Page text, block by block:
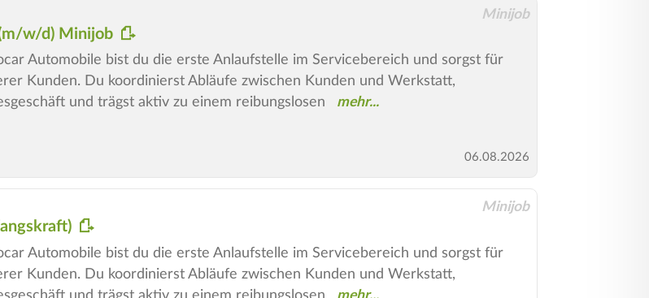
Minijob
w/d) Minijob
Automobile bist du die erste Anlaufstelle im Servicebereich und sorgst für
Kunden. Du koordinierst Abläufe zwischen Kunden und Werkstatt,
und trägst aktiv zu einem reibungslosen
06.08.2026
Minijob
Automobile bist du die erste Anlaufstelle im Servicebereich und sorgst für
Kunden. Du koordinierst Abläufe zwischen Kunden und Werkstatt,
und trägst aktiv zu einem reibungslosen